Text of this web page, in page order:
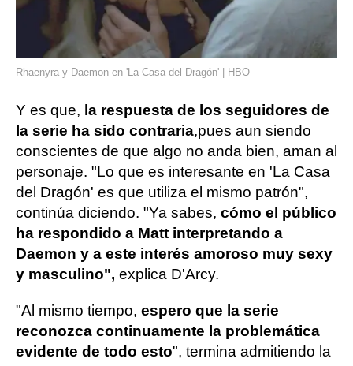
Rhaenyra y Daemon en 'La Casa del Dragón' | HBO
Y es que, la respuesta de los seguidores de
la serie ha sido contraria,pues aun siendo
conscientes de que algo no anda bien, aman al
personaje. "Lo que es interesante en 'La Casa
del Dragón' es que utiliza el mismo patrón",
continúa diciendo. "Ya sabes, cómo el público
ha respondido a Matt interpretando a
Daemon y a este interés amoroso muy sexy
y masculino", explica D'Arcy.
"Al mismo tiempo, espero que la serie
reconozca continuamente la problemática
evidente de todo esto", termina admitiendo la